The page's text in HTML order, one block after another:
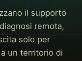
il supporto
remota,
solo per
un territorio di